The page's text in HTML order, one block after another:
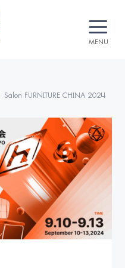
MENU
Salon FURNITURE CHINA 2024